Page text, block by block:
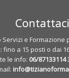
Contattaci
Servizi e
fino a 15 posti o dai
le info: 06/87133114